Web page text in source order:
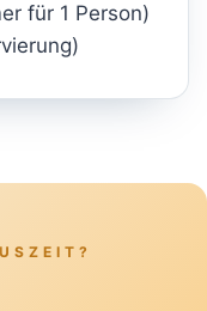
für 1 Person)